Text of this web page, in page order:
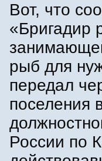
Вот, что
«Бригадир
рыб для
передал
поселения
России по